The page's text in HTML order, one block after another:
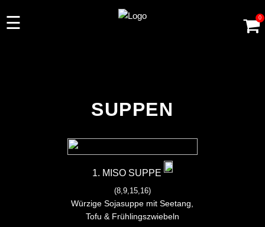
ASIAN SPECIAL
NUDELGERICHTE
☰ 0
SUPPEN
1. MISO SUPPE
(8,9,15,16)
Würzige Sojasuppe mit Seetang,
Tofu & Frühlingszwiebeln